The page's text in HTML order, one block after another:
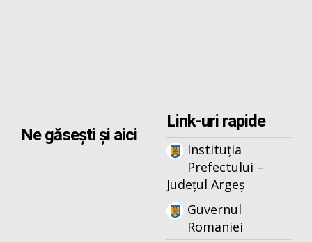
Ne găsești și aici
Link-uri rapide
Instituția
Prefectului –
Județul Argeș
Guvernul
Romaniei